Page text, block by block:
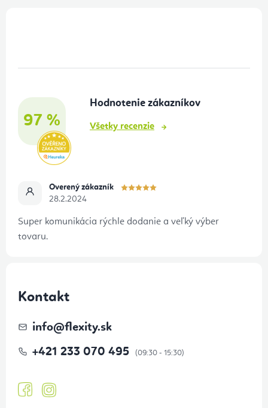
97 %
Hodnotenie zákazníkov
Všetky recenzie
Overený zákazník
28.2.2024
Super komunikácia rýchle dodanie a veľký výber
tovaru.
Kontakt
info@flexity.sk
+421 233 070 495